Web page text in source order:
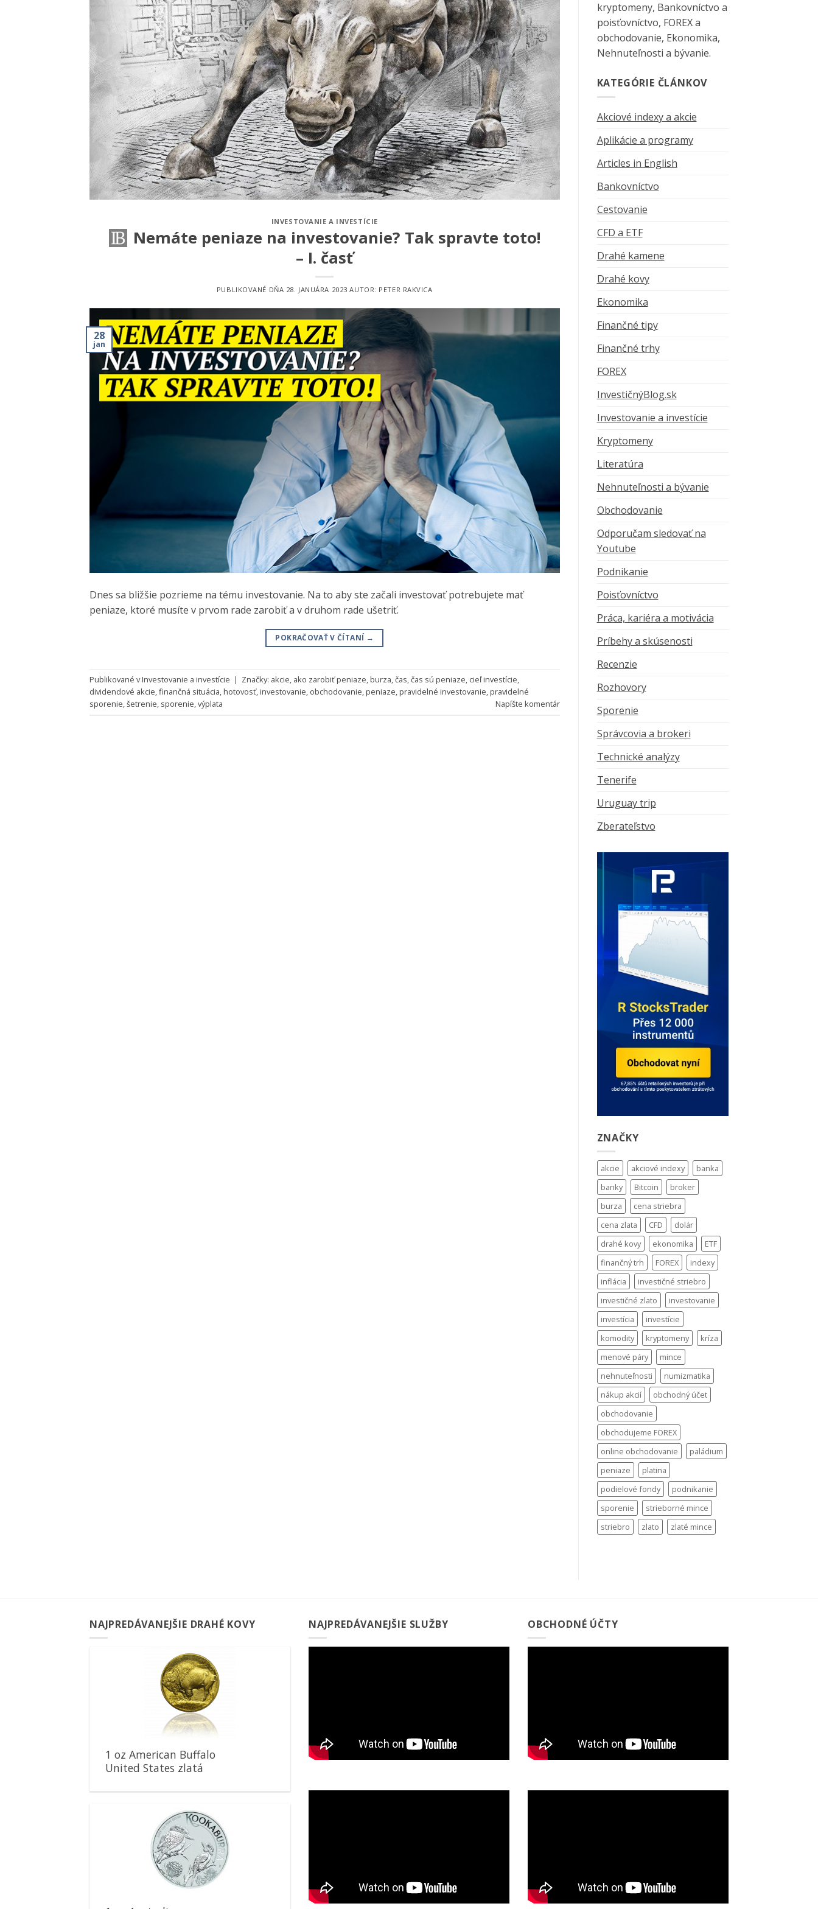
INVESTOVANIE A INVESTÍCIE
Nemáte peniaze na investovanie? Tak spravte toto!
– I. časť
PUBLIKOVANÉ DŇA 28. JANUÁRA 2023 AUTOR: PETER RAKVICA
28
jan
Dnes sa bližšie pozrieme na tému investovanie. Na to aby ste začali investovať potrebujete mať
peniaze, ktoré musíte v prvom rade zarobiť a v druhom rade ušetriť.
POKRAČOVAŤ V ČÍTANÍ →
Publikované vInvestovanie a investície | Značky: akcie, ako zarobiť peniaze,burza,čas,čas sú peniaze, cieľ investície,
dividendové akcie,finančná situácia,hotovosť,investovanie, obchodovanie,peniaze,pravidelné investovanie,pravidelné
sporenie,šetrenie, sporenie,výplata Napíšte komentár
kryptomeny, Bankovníctvo a
poisťovníctvo, FOREX a
obchodovanie, Ekonomika,
Nehnuteľnosti a bývanie.
KATEGÓRIE ČLÁNKOV
Akciové indexy a akcie
Aplikácie a programy
Articles in English
Bankovníctvo
Cestovanie
CFD a ETF
Drahé kamene
Drahé kovy
Ekonomika
Finančné tipy
Finančné trhy
FOREX
InvestičnýBlog.sk
Investovanie a investície
Kryptomeny
Literatúra
Nehnuteľnosti a bývanie
Obchodovanie
Odporučam sledovať na
Youtube
Podnikanie
Poisťovníctvo
Práca, kariéra a motivácia
Príbehy a skúsenosti
Recenzie
Rozhovory
Sporenie
Správcovia a brokeri
Technické analýzy
Tenerife
Uruguay trip
Zberateľstvo
ZNAČKY
akcie akciové indexy
banka
banky
Bitcoin
broker
burza
cena striebra
cena zlata
CFD
dolár
drahé kovy
ekonomika
ETF
finančný trh
FOREX
indexy
inflácia
investičné striebro
investičné zlato
investovanie
investícia
investície
komodity
kryptomeny
kríza
menové páry
mince
nehnuteľnosti
numizmatika
nákup akcií
obchodný účet
obchodovanie
obchodujeme FOREX
online obchodovanie
paládium
peniaze
platina
podielové fondy
podnikanie
sporenie
strieborné mince
striebro
zlato zlaté mince
NAJPREDÁVANEJŠIE DRAHÉ KOVY
Pridať k
obľúbeným
1 oz American Buffalo
United States zlatá
Pridať k
obľúbeným
NAJPREDÁVANEJŠIE SLUŽBY OBCHODNÉ ÚČTY